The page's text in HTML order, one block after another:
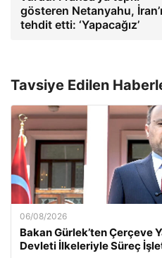
gösteren Netanyahu, İran’ı
tehdit etti: ‘Yapacağız’
Tavsiye Edilen
06/08/2026
Bakan Gürlek’ten Çerçeve
Devleti İlkeleriyle Süreç